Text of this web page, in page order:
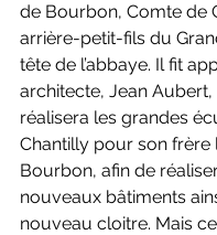
de Bourbon, Comte de
arrière-petit-fils du
tête de l’abbaye. Il fit
architecte, Jean
réalisera les grandes
Chantilly pour son frère
Bourbon, afin de
nouveaux bâtiments
nouveau cloitre. Mais